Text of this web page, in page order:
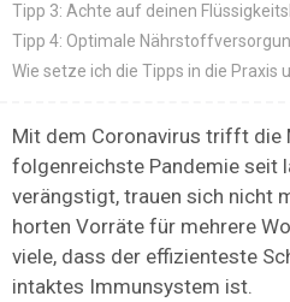
Tipp 3: Achte auf deinen
Tipp 4: Optimale
Wie setze ich die Tipps in die Praxis
Mit dem Coronavirus trifft die
folgenreichste Pandemie seit
verängstigt, trauen sich nicht
horten Vorräte für mehrere
viele, dass der effizienteste
intaktes Immunsystem ist.